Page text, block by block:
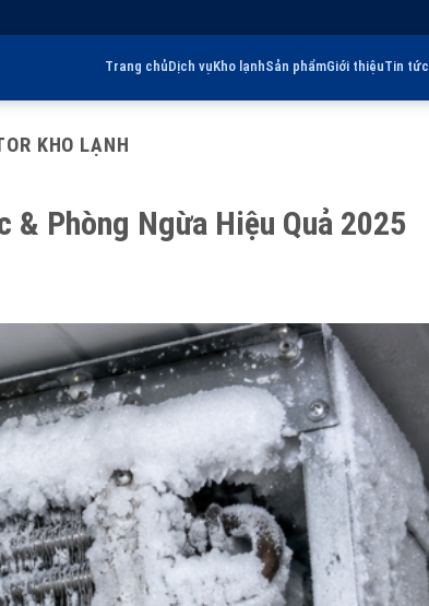
Trang chủDịch vụKho lạnhSản phẩmGiới thiệuTin tức
KHO LẠNH
& Phòng Ngừa Hiệu Quả 2025